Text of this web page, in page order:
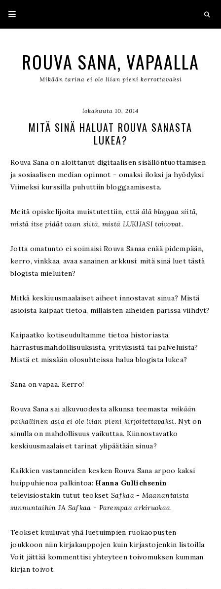
ROUVA SANA, VAPAALLA
Mikään tarina ei ole liian pieni kerrottavaksi
lokakuuta 10, 2014
MITÄ SINÄ HALUAT ROUVA SANASTA
LUKEA?
Rouva Sana on aloittanut digitaalisen sisällöntuottamisen
ja sosiaalisen median opinnot - omaksi iloksi ja hyödyksi
Viimeksi kurssilla puhuttiin bloggaamisesta.
Meitä opiskelijoita muistutettiin, että älä bloggaa siitä,
mistä itse pidät vaan siitä, mistä LUKIJASI toivovat.
Jotta omatunto ei soimaisi Rouva Sanaa enää pidempään,
kerro, vinkkaa, avaa sanainen arkkusi: mitä sinä luet tästä
blogista mieluiten?
Mitkä keskiuusmaalaiset aiheet innostavat sinua? Mistä
asioista kaipaat tietoa, millaisten aiheiden parissa viihdyt?
Kaipaatko kotiseudultamme tietoa historiasta,
harrastusmahdollisuuksista, yrityksistä tai palveluista?
Mistä et missään olosuhteissa halua blogista lukea?
Sana on vapaa. Kerro!
Rouva Sana sai alkuvuodesta alkunsa teemasta: mikään
paikallinen asia ei ole liian pieni kirjoitettavaksi.Nyt on
sinulla on mahdollisuus vaikuttaa. Kiinnostavatko
keskiuusmaalaiset tarinat ylipäätään sinua?
Kaikkien vastanneiden kesken Rouva Sana arpoo kaksi
huippuhienoa palkintoa: Hanna Gullichsenin
televisiostakin tutut teoksetSafkaa - Maanantaista
sunnuntaihin JA Safkaa - Parempaa arkiruokaa.
Teokset kuuluvat yhä luetuimpien ruokaopusten
joukkoon niin kirjakauppojen kuin kirjastojenkin listoilla.
Voit jättää kommenttisi yhteyteen toivomuksen kumman
kirjan toivot.